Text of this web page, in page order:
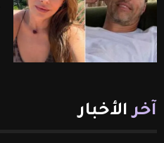
آخر الأخبار